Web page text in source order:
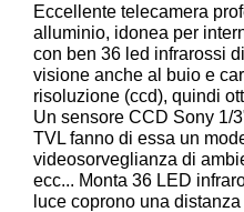
Eccellente telecamera
alluminio, idonea per
con ben 36 led infrarossi
visione anche al buio e
risoluzione (ccd), quindi
Un sensore CCD Sony 1/
TVL fanno di essa un
videosorveglianza di
ecc... Monta 36 LED
luce coprono una